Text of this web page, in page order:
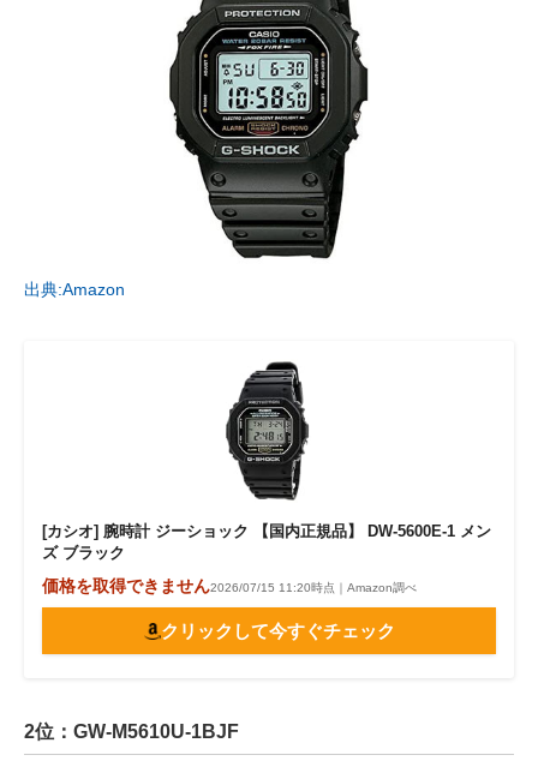
出典:Amazon
[カシオ] 腕時計 ジーショック 【国内正規品】 DW-5600E-1 メン
ズ ブラック
価格を取得できません2026/07/15 11:20時点｜Amazon調べ
クリックして今すぐチェック
2位：GW-M5610U-1BJF